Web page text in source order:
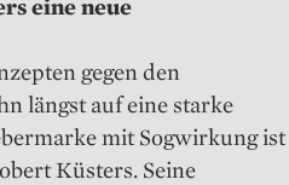
gegen den
längst auf eine starke
mit Sogwirkung ist
Küsters. Seine